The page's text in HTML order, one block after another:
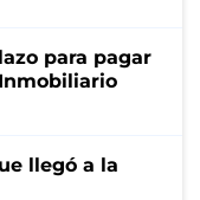
para pagar
llegó a la